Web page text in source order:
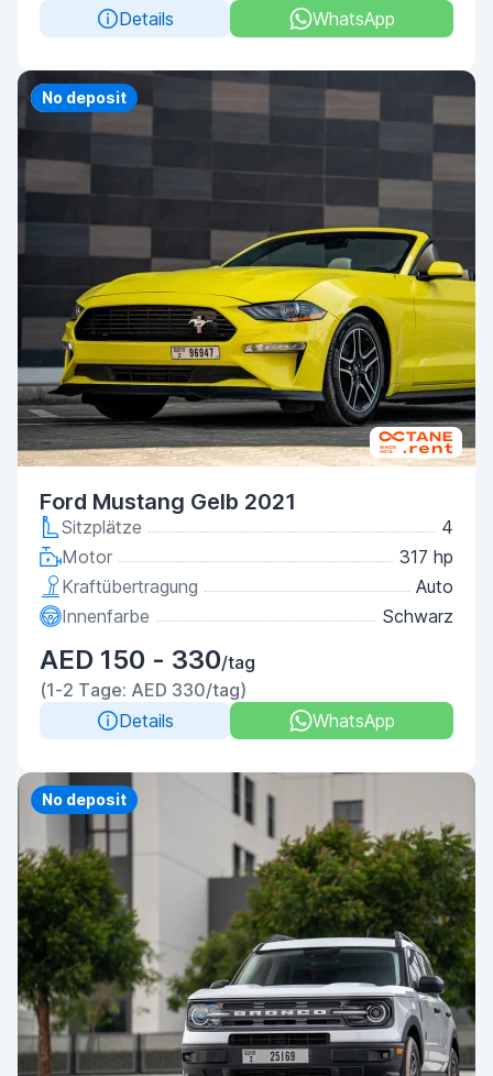
Details
WhatsApp
Priority
No deposit
Ford Mustang Gelb 2021
Sitzplätze
4
Motor
317 hp
Kraftübertragung
Auto
Innenfarbe
Schwarz
AED 150 - 330/tag
(1-2 Tage: AED 330/tag)
Details
WhatsApp
Priority
No deposit